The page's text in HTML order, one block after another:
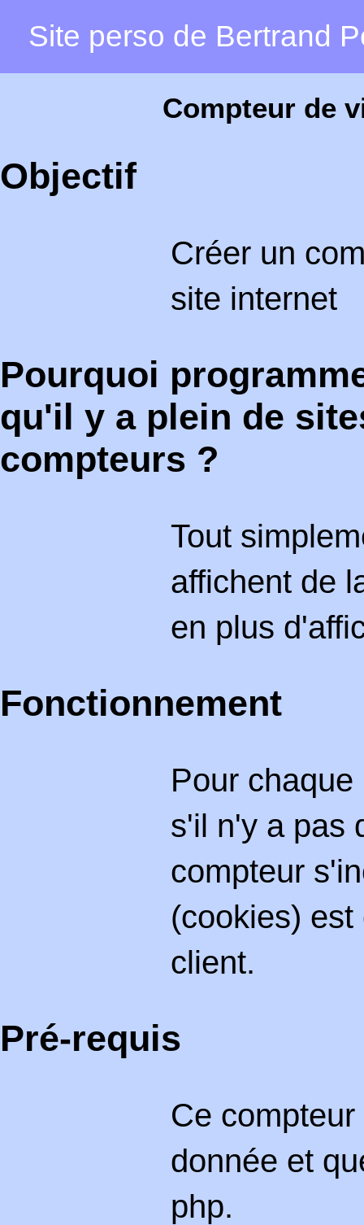
Site perso de Bertrand
Compteur de
Objectif
Créer un
site internet
Pourquoi
qu'il y a plein de
compteurs ?
Tout
affichent de
en plus
Fonctionnement
Pour
s'il n'y a pas
compteur
(cookies)
client.
Pré-requis
Ce
donnée et
php.